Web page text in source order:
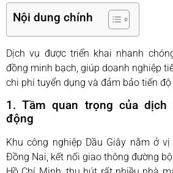
Nội dung chính
Dịch vụ được triển khai nhanh
đồng minh bạch, giúp doanh nghiệp
chi phí tuyển dụng và đảm bảo tiến
1. Tầm quan trọng của
động
Khu công nghiệp Dầu Giây nằm ở
Đồng Nai, kết nối giao thông đường